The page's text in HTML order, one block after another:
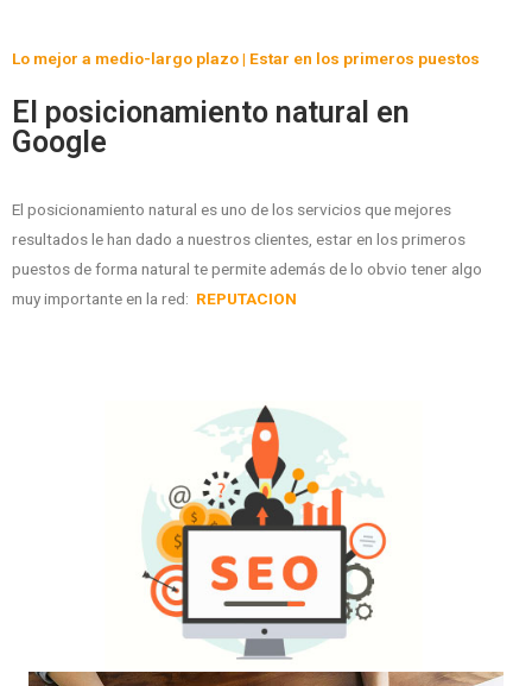
Lo mejor a medio-largo plazo | Estar en los primeros puestos
El posicionamiento natural en
Google
El posicionamiento natural es uno de los servicios que mejores
resultados le han dado a nuestros clientes, estar en los primeros
puestos de forma natural te permite además de lo obvio tener algo
muy importante en la red: REPUTACION